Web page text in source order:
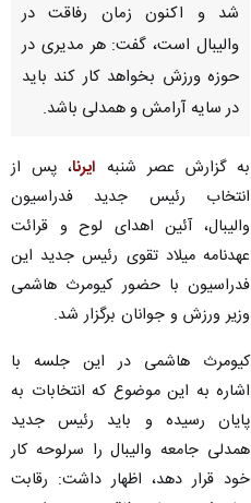
شد و اکنون زمان رفاقت در
والیبال است، گفت: هر مدیری در
حوزه ورزش بخواهد کار کند باید
در سایه آرامش و همدلی باشد.
به گزارش عصر شنبه ایرنا، پس از
انتخاب رئیس جدید فدراسیون
والیبال، آئین اهدای لوح و قرائت
عهدنامه میلاد تقوی رئیس جدید این
فدراسیون با حضور کیومرث هاشمی
وزیر ورزش و جوانان برگزار شد.
کیومرث هاشمی در این جلسه با
اشاره به این موضوع که انتخابات به
پایان رسیده و باید رئیس جدید
همدلی جامعه والیبال را سرلوحه کار
خود قرار دهد، اظهار داشت: رقابت